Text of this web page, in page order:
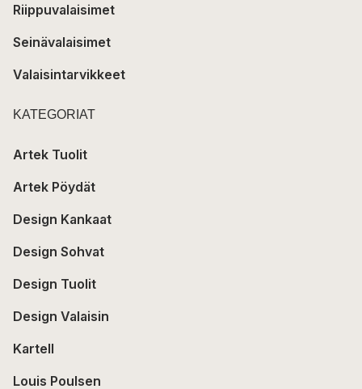
Riippuvalaisimet
Seinävalaisimet
Valaisintarvikkeet
KATEGORIAT
Artek Tuolit
Artek Pöydät
Design Kankaat
Design Sohvat
Design Tuolit
Design Valaisin
Kartell
Louis Poulsen